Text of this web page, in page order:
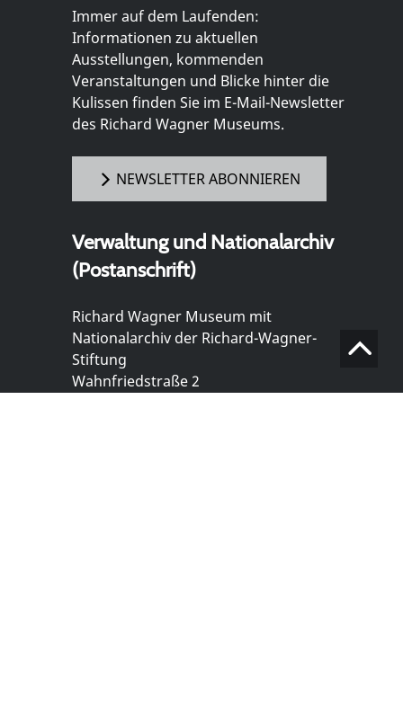
Immer auf dem Laufenden:
Informationen zu aktuellen
Ausstellungen, kommenden
Veranstaltungen und Blicke hinter die
Kulissen finden Sie im E-Mail-Newsletter
des Richard Wagner Museums.
NEWSLETTER ABONNIEREN
Verwaltung und Nationalarchiv
(Postanschrift)
Richard Wagner Museum mit
Nationalarchiv der Richard-Wagner-
Stiftung
Wahnfriedstraße 2